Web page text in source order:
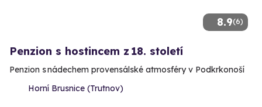
8.9(6)
Penzion s hostincem z 18. století
Penzion s nádechem provensálské atmosféry v Podkrkonoší
Horní Brusnice (Trutnov)